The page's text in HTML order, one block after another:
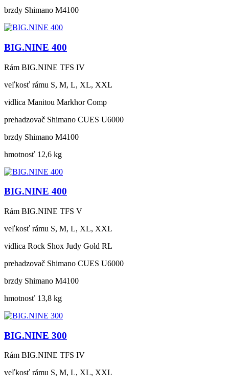
brzdy Shimano M4100
BIG.NINE 400
Rám BIG.NINE TFS IV
veľkosť rámu S, M, L, XL, XXL
vidlica Manitou Markhor Comp
prehadzovač Shimano CUES U6000
brzdy Shimano M4100
hmotnosť 12,6 kg
BIG.NINE 400
Rám BIG.NINE TFS V
veľkosť rámu S, M, L, XL, XXL
vidlica Rock Shox Judy Gold RL
prehadzovač Shimano CUES U6000
brzdy Shimano M4100
hmotnosť 13,8 kg
BIG.NINE 300
Rám BIG.NINE TFS IV
veľkosť rámu S, M, L, XL, XXL